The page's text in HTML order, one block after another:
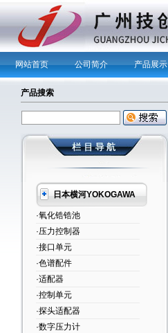
网站首页 公司简介 产品展示
产品搜索
日本横河YOKOGAWA
·氧化锆锆池
·压力控制器
·接口单元
·色谱配件
·适配器
·控制单元
·探头适配器
·数字压力计